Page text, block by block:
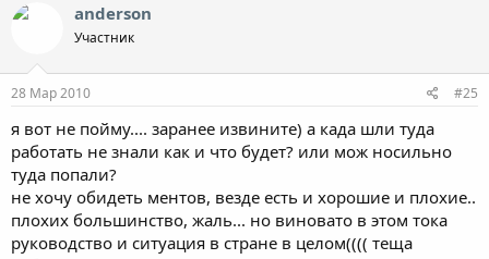
anderson
Участник
28 Мар 2010 #25
я вот не пойму.... заранее извините) а када шли туда
работать не знали как и что будет? или мож носильно
туда попали?
не хочу обидеть ментов, везде есть и хорошие и плохие..
плохих большинство, жаль... но виновато в этом тока
руководство и ситуация в стране в целом(((( теща